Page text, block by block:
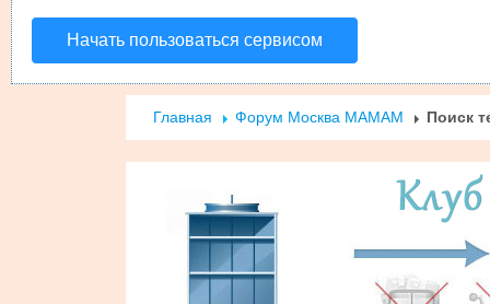
Начать пользоваться сервисом
Главная Форум Москва МАМАМ Поиск